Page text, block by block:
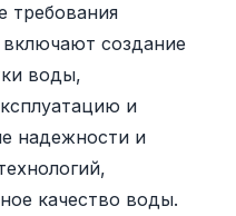
требования
создание
воды,
и
надежности и
качество воды.